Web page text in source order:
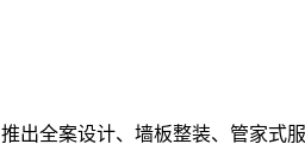
推出全案设计、墙板整装、管家式服